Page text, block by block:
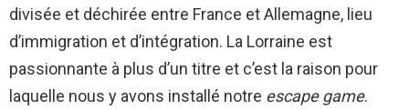
divisée et déchirée entre France et Allemagne, lieu
d’immigration et d’intégration. La Lorraine est
passionnante à plus d’un titre et c’est la raison pour
laquelle nous y avons installé notre escape game.